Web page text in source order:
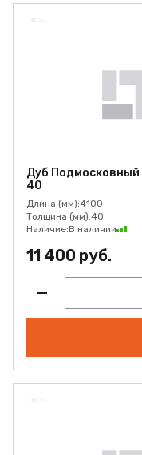
Дуб Подмосковный
40
Длина (мм):4100
Толщина (мм):40
Наличие:В наличии
11 400 руб.